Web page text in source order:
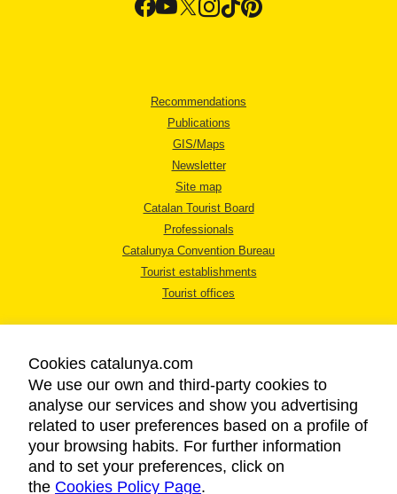
Recommendations
Publications
GIS/Maps
Newsletter
Site map
Catalan Tourist Board
Professionals
Catalunya Convention Bureau
Tourist establishments
Tourist offices
LEGAL NOTICE
PRIVACY POLICY
COOKIES POLICY
ACCESSIBILITY
Cookies catalunya.com
We use our own and third-party cookies to
analyse our services and show you advertising
related to user preferences based on a profile of
your browsing habits. For further information
and to set your preferences, click on
the Cookies Policy Page.